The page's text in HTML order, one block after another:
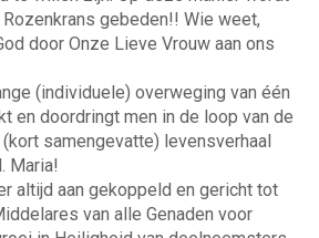
gebeden!! Wie weet,
door Onze Lieve Vrouw aan ons
(individuele) overweging van één
en doordringt men in de loop van de
samengevatte) levensverhaal
Maria!
altijd aan gekoppeld en gericht tot
van alle Genaden voor